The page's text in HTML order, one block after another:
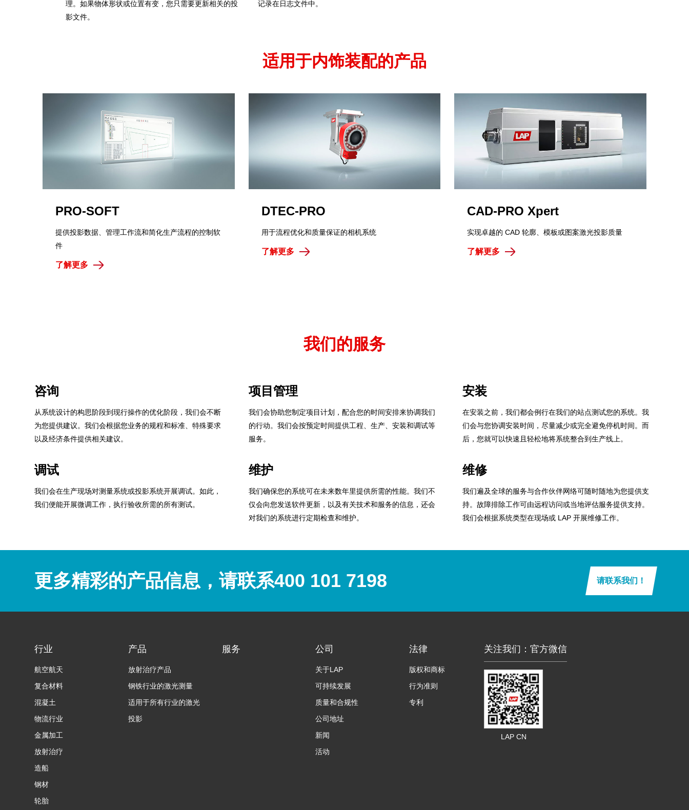
理。如果物体形状或位置有变，您只需要更新相关的投
影文件。
记录在日志文件中。
适用于内饰装配的产品
PRO-SOFT
提供投影数据、管理工作流和简化生产流程的控制软
件
了解更多
DTEC-PRO
用于流程优化和质量保证的相机系统
了解更多
CAD-PRO Xpert
实现卓越的 CAD 轮廓、模板或图案激光投影质量
了解更多
我们的服务
咨询
从系统设计的构思阶段到现行操作的优化阶段，我们会不断
为您提供建议。我们会根据您业务的规程和标准、特殊要求
以及经济条件提供相关建议。
项目管理
我们会协助您制定项目计划，配合您的时间安排来协调我们
的行动。我们会按预定时间提供工程、生产、安装和调试等
服务。
安装
在安装之前，我们都会例行在我们的站点测试您的系统。我
们会与您协调安装时间，尽量减少或完全避免停机时间。而
后，您就可以快速且轻松地将系统整合到生产线上。
调试
我们会在生产现场对测量系统或投影系统开展调试。如此，
我们便能开展微调工作，执行验收所需的所有测试。
维护
我们确保您的系统可在未来数年里提供所需的性能。我们不
仅会向您发送软件更新，以及有关技术和服务的信息，还会
对我们的系统进行定期检查和维护。
维修
我们遍及全球的服务与合作伙伴网络可随时随地为您提供支
持。故障排除工作可由远程访问或当地评估服务提供支持。
我们会根据系统类型在现场或 LAP 开展维修工作。
更多精彩的产品信息，请联系400 101 7198 请联系我们！
行业
航空航天
复合材料
混凝土
物流行业
金属加工
放射治疗
造船
钢材
轮胎
产品
放射治疗产品
钢铁行业的激光测量
适用于所有行业的激光
投影
服务 公司
关于LAP
可持续发展
质量和合规性
公司地址
新闻
活动
法律
版权和商标
行为准则
专利
关注我们：官方微信
LAP CN